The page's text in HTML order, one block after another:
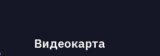
Видеокарта